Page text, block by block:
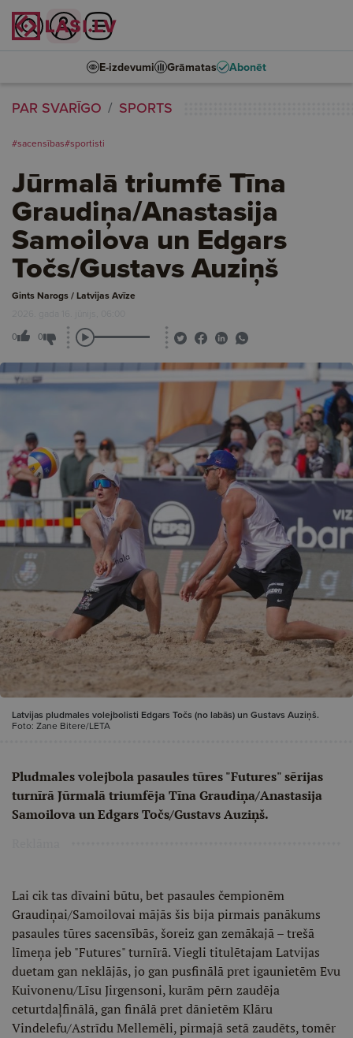
E-izdevumi Grāmatas Abonēt
PAR SVARĪGO SPORTS
#sacensības#sportisti
Jūrmalā triumfē Tīna
Graudiņa/Anastasija
Samoilova un Edgars
Točs/Gustavs Auziņš
Gints Narogs / Latvijas Avīze
2026. gada 16. jūnijs, 06:00
0 0
Latvijas pludmales volejbolisti Edgars Točs (no labās) un Gustavs Auziņš.
Foto: Zane Bitere/LETA
Pludmales volejbola pasaules tūres "Futures" sērijas
turnīrā Jūrmalā triumfēja Tīna Graudiņa/Anastasija
Samoilova un Edgars Točs/Gustavs Auziņš.
Lai cik tas dīvaini būtu, bet pasaules čempionēm
Graudiņai/Samoilovai mājās šis bija pirmais panākums
pasaules tūres sacensībās, šoreiz gan zemākajā – trešā
līmeņa jeb "Futures" turnīrā. Viegli titulētajam Latvijas
duetam gan neklājās, jo gan pusfinālā pret igaunietēm Evu
Kuivonenu/Līsu Jirgensoni, kurām pērn zaudēja
ceturtdaļfinālā, gan finālā pret dānietēm Klāru
Vindelefu/Astrīdu Mellemēli, pirmajā setā zaudēts, tomēr